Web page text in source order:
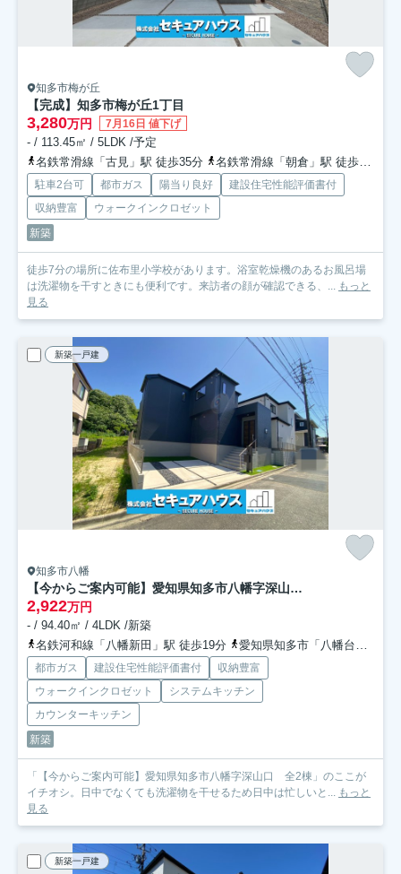
知多市梅が丘
【完成】知多市梅が丘1丁目
3,280万円 7月16日 値下げ
- / 113.45㎡ / 5LDK /予定
名鉄常滑線「古見」駅 徒歩35分
名鉄常滑線「朝倉」駅 徒歩43分
駐車2台可 都市ガス 陽当り良好
建設住宅性能評価書付
収納豊富
ウォークインクロゼット
新築
徒歩7分の場所に佐布里小学校があります。浴室乾燥機のあるお風呂場
は洗濯物を干すときにも便利です。来訪者の顔が確認できる、...
もっと
見る
新築一戸建
知多市八幡
【今からご案内可能】愛知県知多市八幡字深山口 全2棟
2,922万円
- / 94.40㎡ / 4LDK /新築
名鉄河和線「八幡新田」駅 徒歩19分
愛知県知多市「八幡台中央」バス停下車 徒歩5分
都市ガス 建設住宅性能評価書付
収納豊富
ウォークインクロゼット
システムキッチン
カウンターキッチン
新築
「【今からご案内可能】愛知県知多市八幡字深山口 全2棟」のここが
イチオシ。日中でなくても洗濯物を干せるため日中は忙しいと...
もっと
見る
新築一戸建